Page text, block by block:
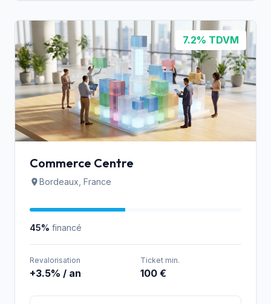
7.2% TDVM
Commerce Centre
Bordeaux, France
45% financé
Revalorisation
+3.5% / an
Ticket min.
100 €